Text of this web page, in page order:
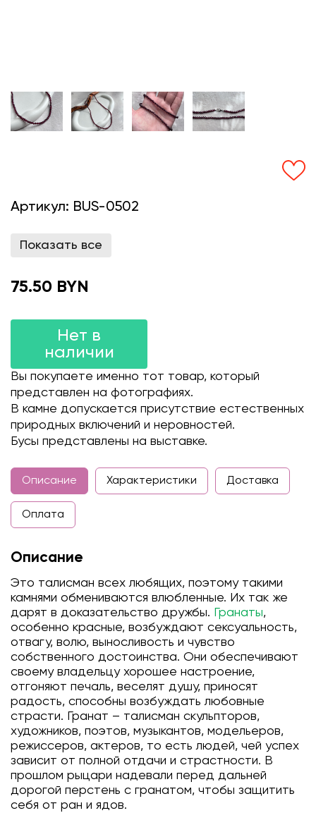
Артикул: BUS-0502
Показать все
75.50 BYN
Нет в
наличии
Вы покупаете именно тот товар, который
представлен на фотографиях.
В камне допускается присутствие естественных
природных включений и неровностей.
Бусы представлены на выставке.
Описание Характеристики Доставка
Оплата
Описание
Это талисман всех любящих, поэтому такими
камнями обмениваются влюбленные. Их так же
дарят в доказательство дружбы. Гранаты,
особенно красные, возбуждают сексуальность,
отвагу, волю, выносливость и чувство
собственного достоинства. Они обеспечивают
своему владельцу хорошее настроение,
отгоняют печаль, веселят душу, приносят
радость, способны возбуждать любовные
страсти. Гранат – талисман скульпторов,
художников, поэтов, музыкантов, модельеров,
режиссеров, актеров, то есть людей, чей успех
зависит от полной отдачи и страстности. В
прошлом рыцари надевали перед дальней
дорогой перстень с гранатом, чтобы защитить
себя от ран и ядов.